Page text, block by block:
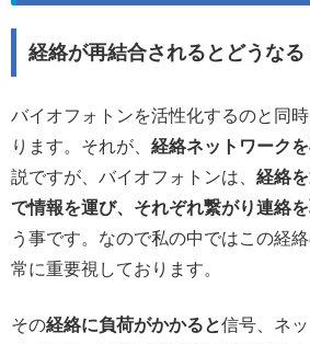
経絡が再結合されるとどうなる
バイオフォトンを活性化するのと同
ります。それが、 経絡ネットワーク
説ですが、バイオフォトンは、 経絡
で情報を運び、それぞれ繋がり連絡
う事です。なので私の中ではこの経
常に重要視しております。
その経絡に負荷がかかると信号、ネ